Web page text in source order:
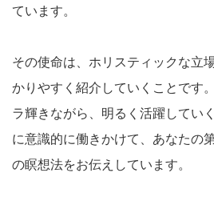
ています。
その使命は、ホリスティックな立
かりやすく紹介していくことです
ラ輝きながら、明るく活躍してい
に意識的に働きかけて、あなたの
の瞑想法をお伝えしています。